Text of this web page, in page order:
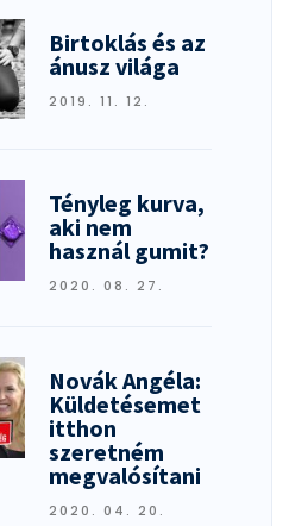
Birtoklás és az
ánusz világa
2019. 11. 12.
Tényleg kurva,
aki nem
használ gumit?
2020. 08. 27.
Novák Angéla:
Küldetésemet
itthon
szeretném
megvalósítani
2020. 04. 20.